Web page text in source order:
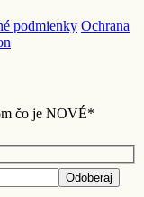
podmienky Ochrana
čo je NOVÉ*
Odoberaj